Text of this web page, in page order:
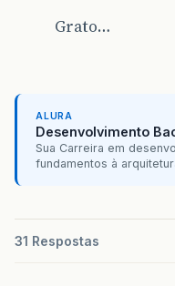
Grato…
ALURA
Desenvolvimento
Sua Carreira em
fundamentos à
31 Respostas